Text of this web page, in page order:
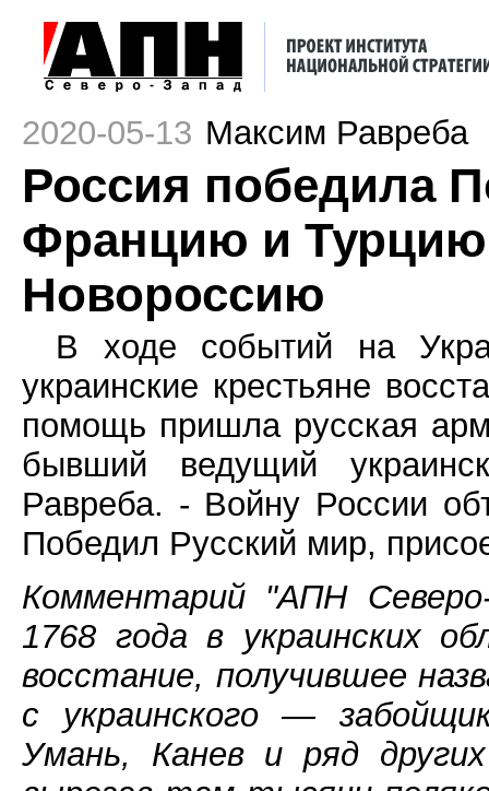
2020-05-13 Максим Равреба
Россия победила
Францию и
Новороссию
В ходе событий на
украинские крестьяне
помощь пришла русская
бывший ведущий
Равреба. - Войну России
Победил Русский мир,
Комментарий "АПН
1768 года в украинских
восстание, получившее
с украинского —
Умань, Канев и ряд